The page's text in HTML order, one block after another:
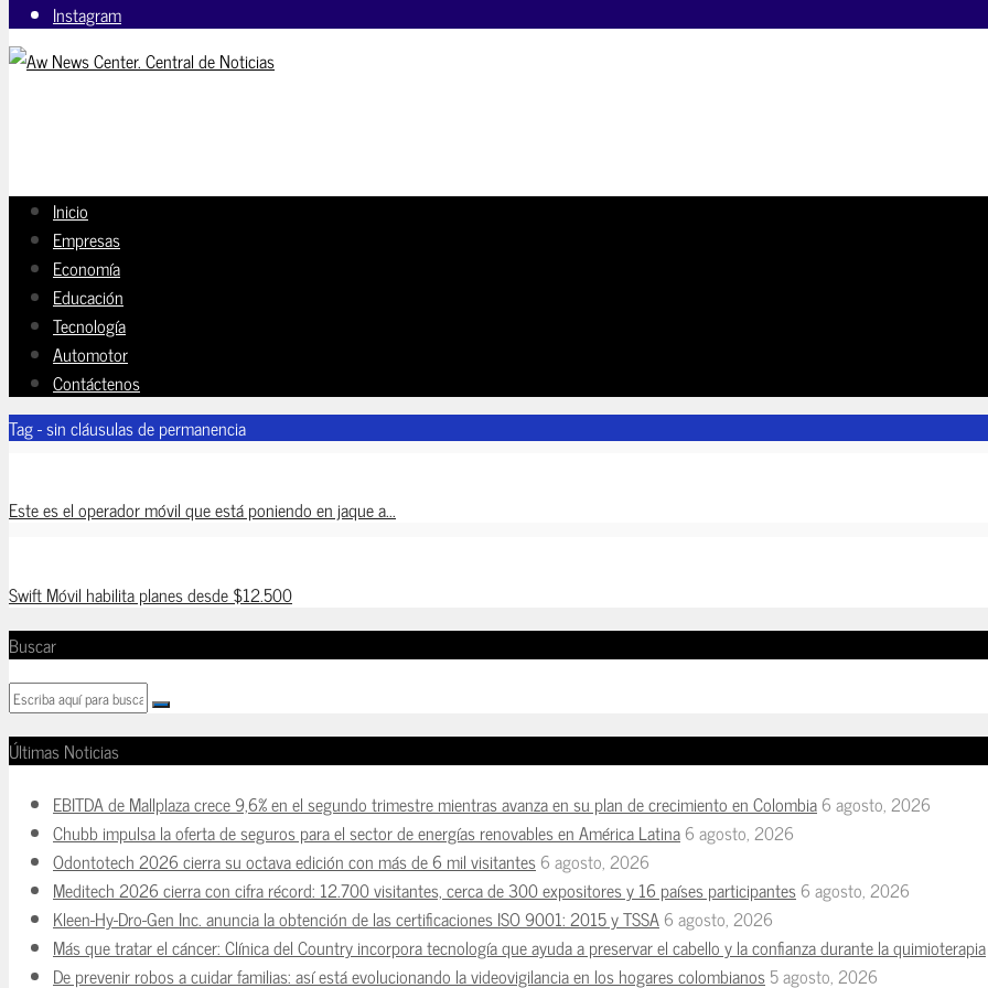
Instagram
Inicio
Empresas
Economía
Educación
Tecnología
Automotor
Contáctenos
Tag - sin cláusulas de permanencia
Este es el operador móvil que está poniendo en jaque a...
Swift Móvil habilita planes desde $12.500
Buscar
Últimas Noticias
EBITDA de Mallplaza crece 9,6% en el segundo trimestre mientras avanza en su plan de crecimiento en Colombia6 agosto, 2026
Chubb impulsa la oferta de seguros para el sector de energías renovables en América Latina6 agosto, 2026
Odontotech 2026 cierra su octava edición con más de 6 mil visitantes6 agosto, 2026
Meditech 2026 cierra con cifra récord: 12.700 visitantes, cerca de 300 expositores y 16 países participantes6 agosto, 2026
Kleen-Hy-Dro-Gen Inc. anuncia la obtención de las certificaciones ISO 9001: 2015 y TSSA6 agosto, 2026
Más que tratar el cáncer: Clínica del Country incorpora tecnología que ayuda a preservar el cabello y la confianza durante la quimioterapia
De prevenir robos a cuidar familias: así está evolucionando la videovigilancia en los hogares colombianos5 agosto, 2026